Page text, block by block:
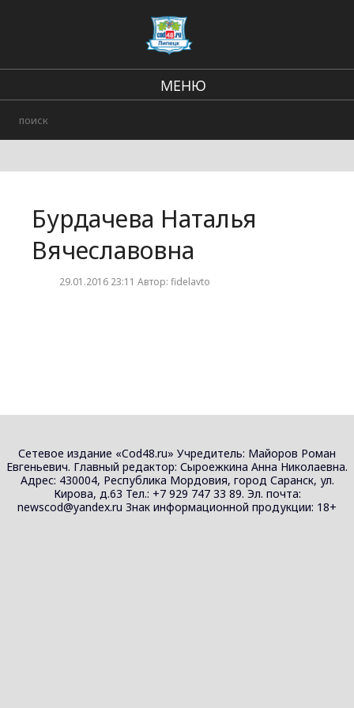
МЕНЮ
Городские события
Бурдачева Наталья
Вячеславовна
29.01.2016 23:11 Автор: fidelavto
Сетевое издание «Cod48.ru» Учредитель: Майоров Роман
Евгеньевич. Главный редактор: Сыроежкина Анна Николаевна.
Адрес: 430004, Республика Мордовия, город Саранск, ул.
Кирова, д.63 Тел.: +7 929 747 33 89. Эл. почта:
newscod@yandex.ru Знак информационной продукции: 18+